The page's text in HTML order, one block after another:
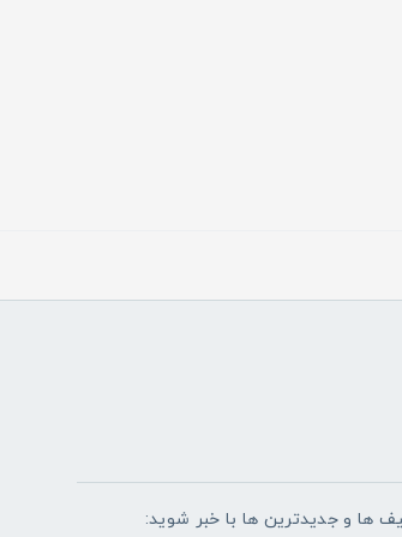
ها و جدیدترین ها با خبر شوید: